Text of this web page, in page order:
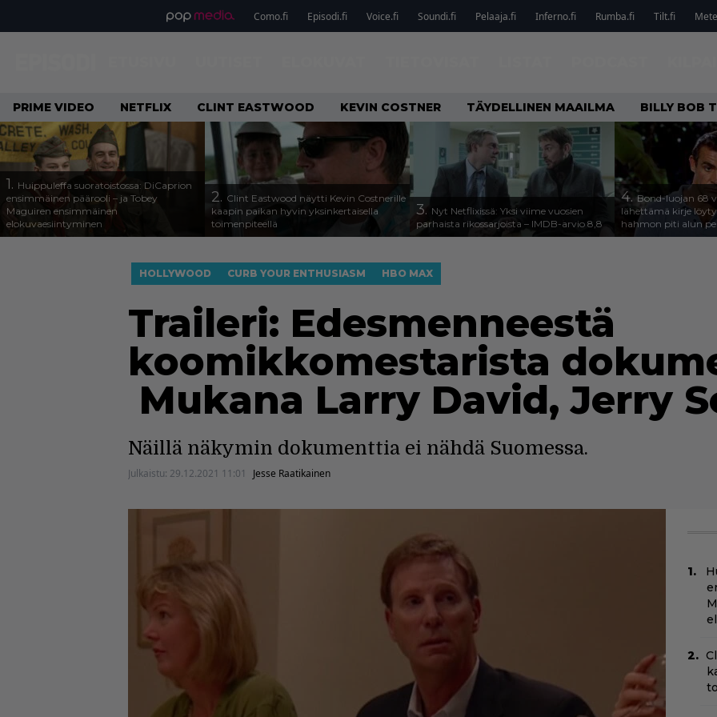
Como.fi Episodi.fi Voice.fi Soundi.fi Pelaaja.fi Inferno.fi Rumba.fi Tilt.fi
PRIME VIDEO NETFLIX CLINT EASTWOOD KEVIN COSTNER TÄYDELLINEN MAAILMA BILLY BOB
1. Huippuleffa suoratoistossa: DiCaprion
ensimmäinen päärooli – ja Tobey
Maguiren ensimmäinen
elokuvaesiintyminen
2. Clint Eastwood näytti Kevin Costnerille
kaapin paikan hyvin yksinkertaisella
toimenpiteellä
3. Nyt Netflixissä: Yksi viime vuosien
parhaista rikossarjoista – IMDB-arvio 8,8
4.Bond-luojan 68
lähettämä kirje
hahmon piti alun
HOLLYWOOD CURB YOUR ENTHUSIASM HBO MAX
Traileri: Edesmenneestä
koomikkomestarista
Mukana Larry David, Jerry
Näillä näkymin dokumenttia ei nähdä Suomessa.
Julkaistu: 29.12.2021 11:01 Jesse Raatikainen